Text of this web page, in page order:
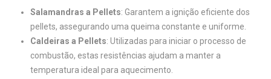
Salamandras a Pellets: Garantem a ignição eficiente dos
pellets, assegurando uma queima constante e uniforme.
Caldeiras a Pellets: Utilizadas para iniciar o processo de
combustão, estas resistências ajudam a manter a
temperatura ideal para aquecimento.